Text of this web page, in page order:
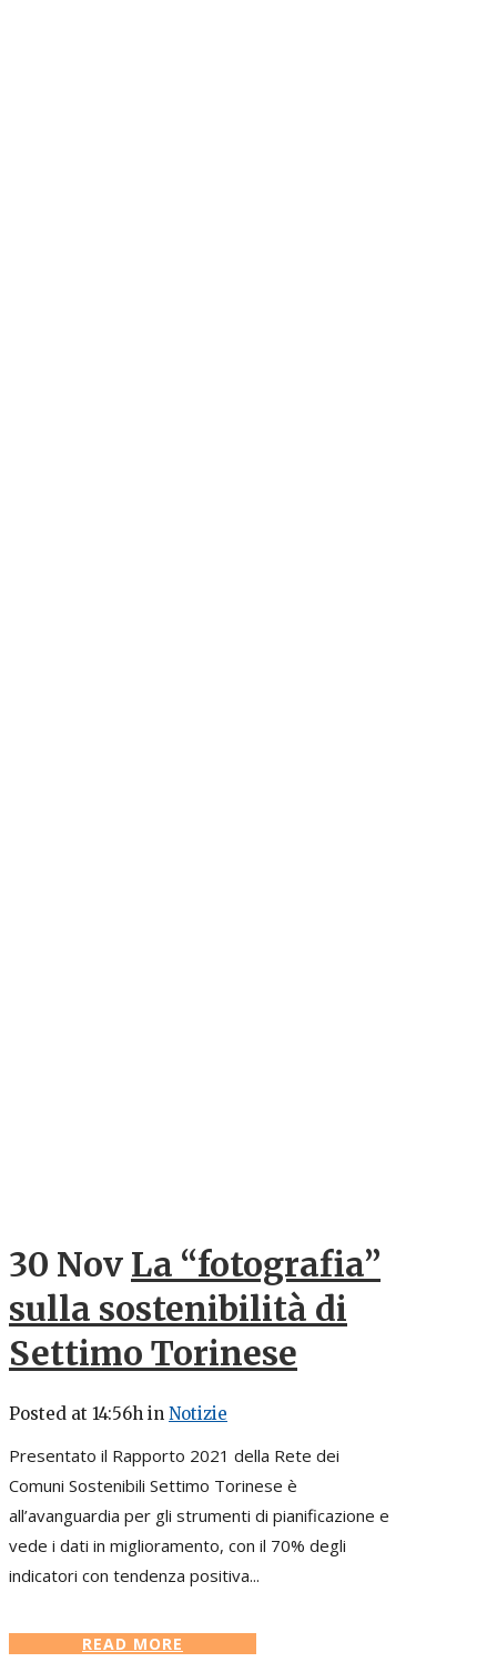
30 Nov La “fotografia”
sulla sostenibilità di
Settimo Torinese
Posted at 14:56h in Notizie
Presentato il Rapporto 2021 della Rete dei
Comuni Sostenibili Settimo Torinese è
all’avanguardia per gli strumenti di pianificazione e
vede i dati in miglioramento, con il 70% degli
indicatori con tendenza positiva...
READ MORE